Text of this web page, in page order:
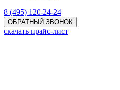
8 (495) 120-24-24
ОБРАТНЫЙ ЗВОНОК
скачать прайс-лист